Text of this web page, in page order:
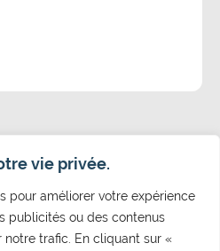
vie privée.
pour améliorer votre expérience
publicités ou des contenus
notre trafic. En cliquant sur «